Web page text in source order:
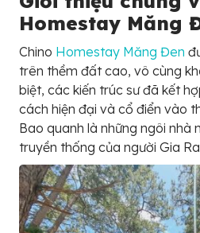
Homestay Măng
Chino Homestay Măng Đen
trên thềm đất cao, vô cùng
biệt, các kiến trúc sư đã kết
cách hiện đại và cổ điển vào
Bao quanh là những ngôi nhà
truyền thống của người Gia